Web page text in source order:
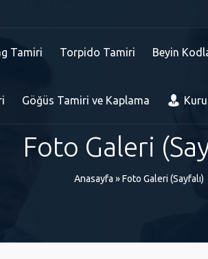
Tamiri Torpido Tamiri Beyin
Göğüs Tamiri ve Kaplama
Foto Galeri
Anasayfa »Foto Galeri (Sayfalı)